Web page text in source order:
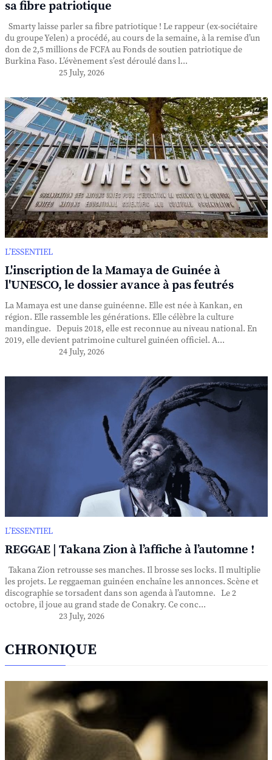
sa fibre patriotique
Smarty laisse parler sa fibre patriotique ! Le rappeur (ex-sociétaire
du groupe Yelen) a procédé, au cours de la semaine, à la remise d’un
don de 2,5 millions de FCFA au Fonds de soutien patriotique de
Burkina Faso. L’évènement s’est déroulé dans l...
25 July, 2026
L’ESSENTIEL
L'inscription de la Mamaya de Guinée à
l'UNESCO, le dossier avance à pas feutrés
La Mamaya est une danse guinéenne. Elle est née à Kankan, en
région. Elle rassemble les générations. Elle célèbre la culture
mandingue. Depuis 2018, elle est reconnue au niveau national. En
2019, elle devient patrimoine culturel guinéen officiel. A...
24 July, 2026
L’ESSENTIEL
REGGAE | Takana Zion à l’affiche à l’automne !
Takana Zion retrousse ses manches. Il brosse ses locks. Il multiplie
les projets. Le reggaeman guinéen enchaîne les annonces. Scène et
discographie se torsadent dans son agenda à l’automne. Le 2
octobre, il joue au grand stade de Conakry. Ce conc...
23 July, 2026
CHRONIQUE